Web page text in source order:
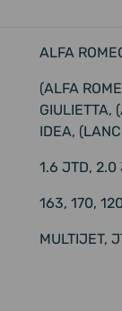
ALFA
(ALFA
GIULIETTA,
IDEA,
1.6 JTD, 2.0
163, 170,
MULTIJET,